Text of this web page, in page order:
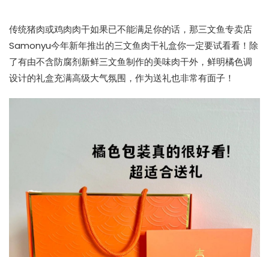
传统猪肉或鸡肉肉干如果已不能满足你的话，那三文鱼专卖店
Samonyu今年新年推出的三文鱼肉干礼盒你一定要试看看！除
了有由不含防腐剂新鲜三文鱼制作的美味肉干外，鲜明橘色调
设计的礼盒充满高级大气氛围，作为送礼也非常有面子！